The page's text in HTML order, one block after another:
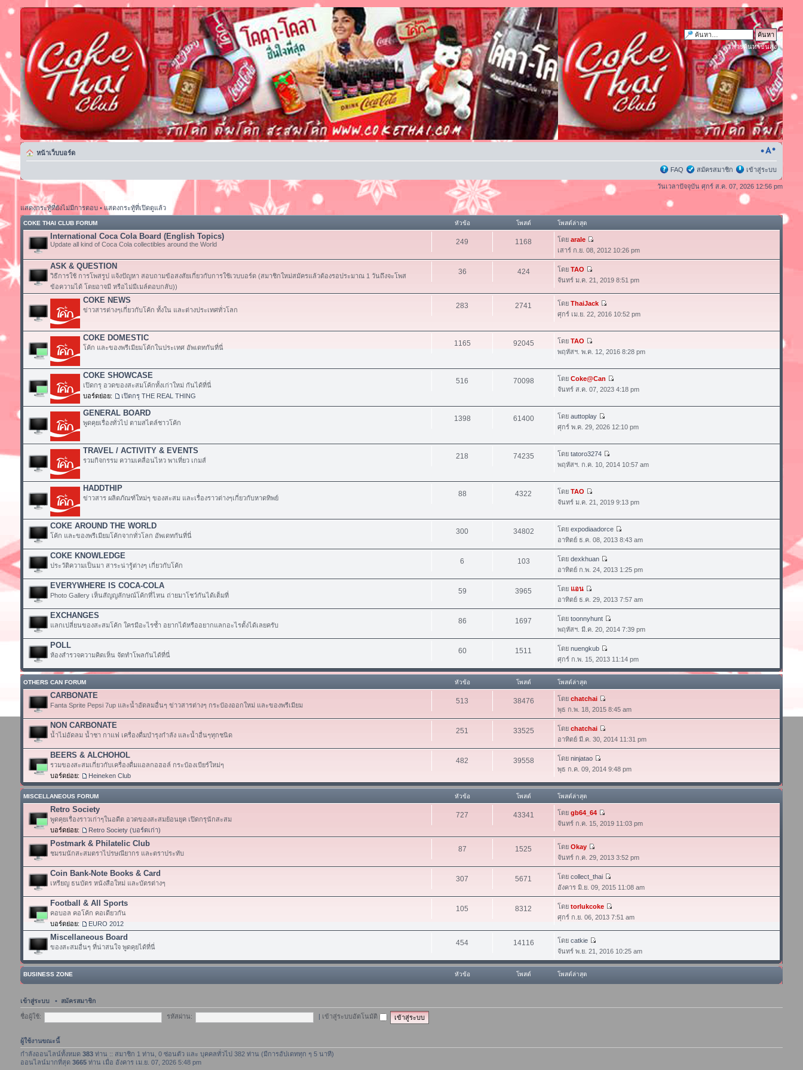
การค้นหาขั้นสูง
หน้าเว็บบอร์ด
FAQ สมัครสมาชิก เข้าสู่ระบบ
วันเวลาปัจจุบัน ศุกร์ ส.ค. 07, 2026 12:56 pm
แสดงกระทู้ที่ยังไม่มีการตอบ• แสดงกระทู้ที่เปิดดูแล้ว
COKE THAI CLUB FORUM หัวข้อ โพสต์ โพสต์ล่าสุด
International Coca Cola Board (English Topics)
Update all kind of Coca Cola collectibles around the World 249 1168 โดย arale
เสาร์ ก.ย. 08, 2012 10:26 pm
ASK & QUESTION
วิธีการใช้ การโพสรูป แจ้งปัญหา สอบถามข้อสงสัยเกี่ยวกับการใช้เวบบอร์ด (สมาชิกใหม่สมัครแล้วต้องรอประมาณ 1 วันถึงจะโพส
ข้อความได้ โดยอาจมี หรือไม่มีเมล์ตอบกลับ))
36 424 โดย TAO
จันทร์ ม.ค. 21, 2019 8:51 pm
COKE NEWS
ข่าวสารต่างๆเกี่ยวกับโค้ก ทั้งใน และต่างประเทศทั่วโลก 283 2741 โดย ThaiJack
ศุกร์ เม.ย. 22, 2016 10:52 pm
COKE DOMESTIC
โค้ก และของพรีเมียมโค้กในประเทศ อัพเดทกันที่นี่ 1165 92045 โดย TAO
พฤหัสฯ. พ.ค. 12, 2016 8:28 pm
COKE SHOWCASE
เปิดกรุ อวดของสะสมโค้กทั้งเก่าใหม่ กันได้ที่นี่
บอร์ดย่อย:
เปิดกรุ THE REAL THING
516 70098 โดย Coke@Can
จันทร์ ส.ค. 07, 2023 4:18 pm
GENERAL BOARD
พูดคุยเรื่องทั่วไป ตามสไตล์ชาวโค้ก 1398 61400 โดย auttoplay
ศุกร์ พ.ค. 29, 2026 12:10 pm
TRAVEL / ACTIVITY & EVENTS
รวมกิจกรรม ความเคลื่อนไหว พาเที่ยว เกมส์ 218 74235 โดย tatoro3274
พฤหัสฯ. ก.ค. 10, 2014 10:57 am
HADDTHIP
ข่าวสาร ผลิตภัณฑ์ใหม่ๆ ของสะสม และเรื่องราวต่างๆเกี่ยวกับหาดทิพย์ 88 4322 โดย TAO
จันทร์ ม.ค. 21, 2019 9:13 pm
COKE AROUND THE WORLD
โค้ก และของพรีเมียมโค้กจากทั่วโลก อัพเดทกันที่นี่ 300 34802 โดย expodiaadorce
อาทิตย์ ธ.ค. 08, 2013 8:43 am
COKE KNOWLEDGE
ประวัติความเป็นมา สาระน่ารู้ต่างๆ เกี่ยวกับโค้ก 6 103 โดย dexkhuan
อาทิตย์ ก.พ. 24, 2013 1:25 pm
EVERYWHERE IS COCA-COLA
Photo Gallery เห็นสัญญลักษณ์โค้กที่ไหน ถ่ายมาโชว์กันได้เต็มที่ 59 3965 โดย แอน
อาทิตย์ ธ.ค. 29, 2013 7:57 am
EXCHANGES
แลกเปลี่ยนของสะสมโค้ก ใครมีอะไรซ้ำ อยากได้หรืออยากแลกอะไรตั้งได้เลยครับ 86 1697 โดย toonnyhunt
พฤหัสฯ. มี.ค. 20, 2014 7:39 pm
POLL
ห้องสำรวจความคิดเห็น จัดทำโพลกันได้ที่นี่ 60 1511 โดย nuengkub
ศุกร์ ก.พ. 15, 2013 11:14 pm
OTHERS CAN FORUM หัวข้อ โพสต์ โพสต์ล่าสุด
CARBONATE
Fanta Sprite Pepsi 7up และน้ำอัดลมอื่นๆ ข่าวสารต่างๆ กระป๋องออกใหม่ และของพรีเมียม 513 38476 โดย chatchai
พุธ ก.พ. 18, 2015 8:45 am
NON CARBONATE
น้ำไม่อัดลม น้ำชา กาแฟ เครื่องดื่มบำรุงกำลัง และน้ำอื่นๆทุกชนิด 251 33525 โดย chatchai
อาทิตย์ มี.ค. 30, 2014 11:31 pm
BEERS & ALCHOHOL
รวมของสะสมเกี่ยวกับเครื่องดื่มแอลกอฮอล์ กระป๋องเบียร์ใหม่ๆ
บอร์ดย่อย:
Heineken Club
482 39558 โดย ninjatao
พุธ ก.ค. 09, 2014 9:48 pm
MISCELLANEOUS FORUM หัวข้อ โพสต์ โพสต์ล่าสุด
Retro Society
พูดคุยเรื่องราวเก่าๆในอดีต อวดของสะสมย้อนยุค เปิดกรุนักสะสม
บอร์ดย่อย:
Retro Society (บอร์ดเก่า)
727 43341 โดย gb64_64
จันทร์ ก.ค. 15, 2019 11:03 pm
Postmark & Philatelic Club
ชมรมนักสะสมตราไปรษณียากร และตราประทับ 87 1525 โดย Okay
จันทร์ ก.ค. 29, 2013 3:52 pm
Coin Bank-Note Books & Card
เหรียญ ธนบัตร หนังสือใหม่ และบัตรต่างๆ 307 5671 โดย collect_thai
อังคาร มิ.ย. 09, 2015 11:08 am
Football & All Sports
คอบอล คอโค้ก คอเดียวกัน
บอร์ดย่อย:
EURO 2012
105 8312 โดย torlukcoke
ศุกร์ ก.ย. 06, 2013 7:51 am
Miscellaneous Board
ของสะสมอื่นๆ ที่น่าสนใจ พูดคุยได้ที่นี่ 454 14116 โดย catkie
จันทร์ พ.ย. 21, 2016 10:25 am
BUSINESS ZONE หัวข้อ โพสต์ โพสต์ล่าสุด
เข้าสู่ระบบ • สมัครสมาชิก
ชื่อผู้ใช้: รหัสผ่าน: เข้าสู่ระบบอัตโนมัติ
ผู้ใช้งานขณะนี้
กำลังออนไลน์ทั้งหมด 383ท่าน :: สมาชิก 1 ท่าน, 0 ซ่อนตัว และ บุคคลทั่วไป 382 ท่าน (มีการอัปเดททุก ๆ 5 นาที)
ออนไลน์มากที่สุด 3665ท่าน เมื่อ อังคาร เม.ย. 07, 2026 5:48 pm